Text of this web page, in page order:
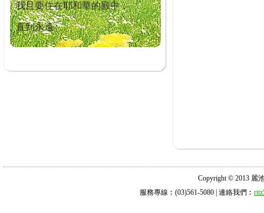
我且要住在耶和華的殿中，
直到永遠。
Copyright © 2013 麗
服務專線︰(03)561-5080 | 連絡我們︰